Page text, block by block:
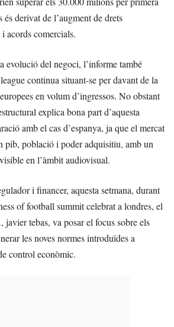
derivat de l’augment de drets
acords comercials.
evolució del negoci, l’informe també
continua situant-se per davant de la
en volum d’ingressos. No obstant
explica bona part d’aquesta
amb el cas d’espanya, ja que el mercat
pib, població i poder adquisitiu, amb un
en l’àmbit audiovisual.
i financer, aquesta setmana, durant
of football summit celebrat a londres, el
tebas, va posar el focus sobre els
les noves normes introduïdes a
control econòmic.